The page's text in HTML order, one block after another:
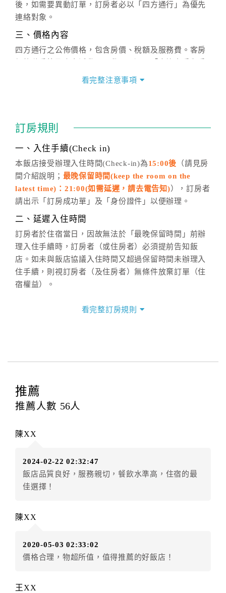
後，如需要異動訂單，訂房者必以「四方通行」為優先
連絡對象。
三、價格內容
四方通行之公佈價格，包含房價、稅額及服務費。客房
價」之當日價格為標準。
話方式異動訂單。
※非客服時間之申辦異動，皆為次日計算及辦理。
五、客服時間
週一至週日，上午9:00～晚上6:00
六、聯絡方式
(07)9682715 。
看完整注意事項
訂房規則
一、入住手續(Check in)
本飯店接受辦理入住時間(Check-in)為15:00後 （請見房
間介紹說明； 最晚保留時間(keep the room on the
latest time)：21:00(如需延遲，請去電告知)），訂房者
請出示「訂房成功單」及「身份證件」以便辦理。
二、延遲入住時間
訂房者於住宿當日，因故無法於「最晚保留時間」前辦
理入住手續時，訂房者（或住房者）必須提前告知飯
店。如未與飯店協議入住時間又超過保留時間未辦理入
住手續，則視訂房者（及住房者）無條件放棄訂單（住
宿權益）。
四、訂單異動
提出申辦不得異動訂單。
每筆訂單異動限定
辦理取消退款。
房者應補足差額。（限原訂飯店）
房者不得要求退其差額。（限原訂飯店）
五、保留住宿權益(保留住房)
（提出申辦日為保留起算日）
店客滿，敬請及早計畫，如逾時未提出申辦，視同無條
件放棄訂單（住宿權益）。 （限原訂飯店使用）
得辦理取消退款。
看完整訂房規則
推薦
推薦人數 56人
陳XX
2024-02-22 02:32:47
飯店品質良好，服務親切，餐飲水準高，住宿的最
佳選擇！
陳XX
2020-05-03 02:33:02
價格合理，物超所值，值得推薦的好飯店！
王XX